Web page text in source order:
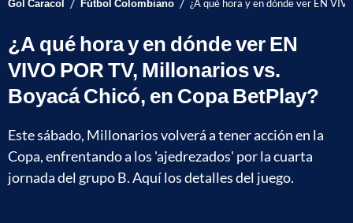
Gol Caracol Fútbol Colombiano ¿A qué hora y en dónde ver EN
¿A qué hora y en dónde ver EN
VIVO POR TV, Millonarios vs.
Boyacá Chicó, en Copa BetPlay?
Este sábado, Millonarios volverá a tener acción en la
Copa, enfrentando a los 'ajedrezados' por la cuarta
jornada del grupo B. Aquí los detalles del juego.